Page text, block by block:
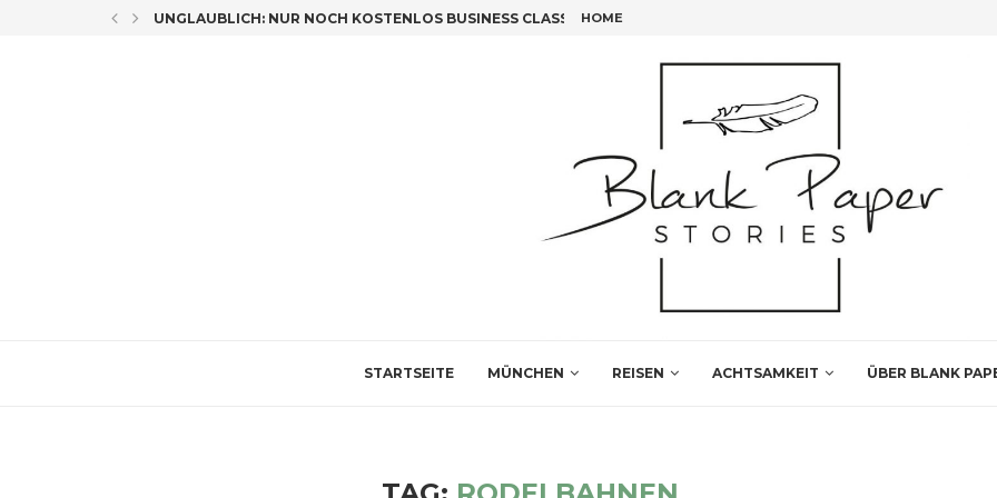
CO-AUTORIN UNGLAUBLICH: NUR NOCH KOSTENLOS BUSINESS CLASS FLIEGEN!FÜNF INSIDER TIPPS FÜR DEINEN LEIPZIG BESUCH
HOME
STARTSEITE MÜNCHEN REISEN ACHTSAMKEIT ÜBER BLANK